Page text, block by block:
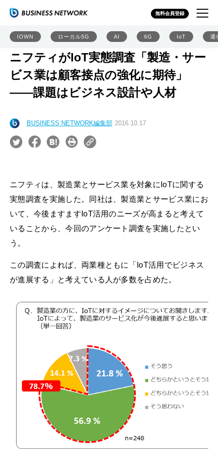
無料会員登録
IOWN ローカル5G AI 6G IoT 通
ニフティがIoT実態調査「製造・サー
ビス業は顧客接点の強化に期待」
――課題はビジネス設計や人材
BUSINESS NETWORK編集部 2016.10.17
ニフティは、製造業とサービス業を対象にIoTに関する
実態調査を実施した。同社は、製造業とサービス業にお
いて、今後ますますIoT活用のニーズが高まると考えて
いることから、今回のアンケート調査を実施したとい
う。
この調査によれば、両業種ともに「IoT活用でビジネス
が進展する」と考えている人が多数を占めた。